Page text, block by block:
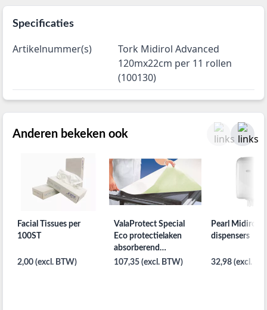
Specificaties
Artikelnummer(s)
Tork Midirol Advanced
120mx22cm per 11 rollen
(100130)
Anderen bekeken ook
Facial Tissues per
100ST
2,00 (excl. BTW)
ValaProtect Special
Eco protectielaken
absorberend
beschermlaken
107,35 (excl. BTW)
Pearl Midirol
dispensers
32,98 (excl.